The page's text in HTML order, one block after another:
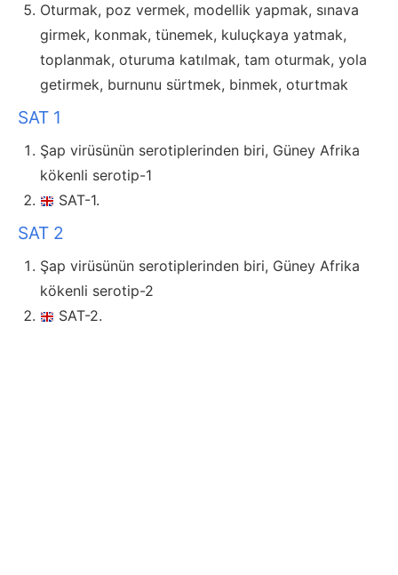
Oturmak, poz vermek, modellik yapmak, sınava
girmek, konmak, tünemek, kuluçkaya yatmak,
toplanmak, oturuma katılmak, tam oturmak, yola
getirmek, burnunu sürtmek, binmek, oturtmak
SAT 1
Şap virüsünün serotiplerinden biri, Güney Afrika
kökenli serotip-1
SAT-1.
SAT 2
Şap virüsünün serotiplerinden biri, Güney Afrika
kökenli serotip-2
SAT-2.